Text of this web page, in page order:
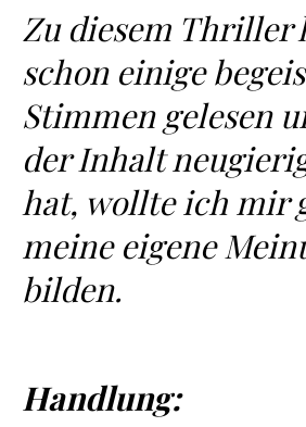
Zu diesem Thriller
schon einige
Stimmen gelesen
der Inhalt
hat, wollte ich mir
meine eigene
bilden.
Handlung: